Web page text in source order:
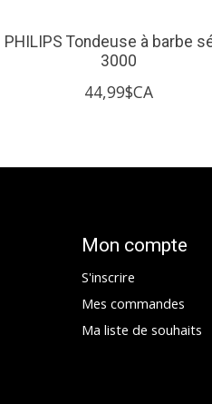
PHILIPS Tondeuse à barbe
3000
44,99$CA
Mon compte
S'inscrire
Mes commandes
Ma liste de souhaits